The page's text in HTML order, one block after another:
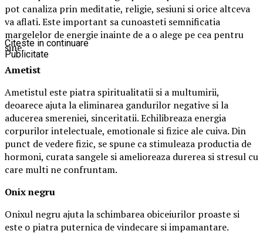
pot canaliza prin meditatie, religie, sesiuni si orice altceva
va aflati. Este important sa cunoasteti semnificatia
margelelor de energie inainte de a o alege pe cea pentru
sine.
Ametist
Ametistul este piatra spiritualitatii si a multumirii,
deoarece ajuta la eliminarea gandurilor negative si la
aducerea smereniei, sinceritatii. Echilibreaza energia
corpurilor intelectuale, emotionale si fizice ale cuiva. Din
punct de vedere fizic, se spune ca stimuleaza productia de
hormoni, curata sangele si amelioreaza durerea si stresul cu
care multi ne confruntam.
Onix negru
Onixul negru ajuta la schimbarea obiceiurilor proaste si
este o piatra puternica de vindecare si impamantare.
Citeste in continuare
Publicitate